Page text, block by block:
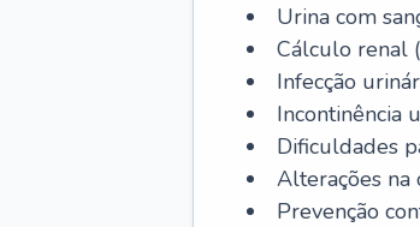
Urina com
Cálculo renal
Infecção
Incontinência
Dificuldades
Alterações na
Prevenção